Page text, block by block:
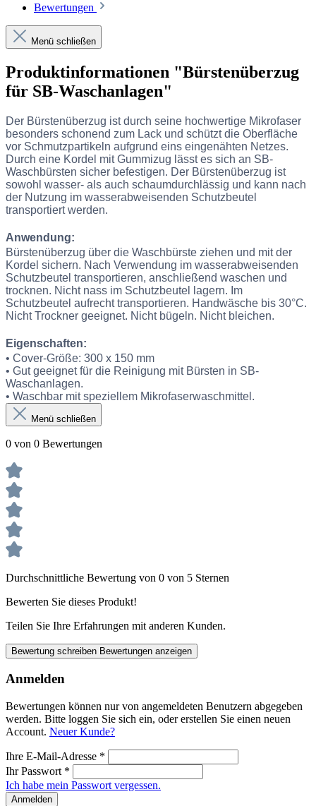
Bewertungen
Menü schließen
Produktinformationen "Bürstenüberzug
für SB-Waschanlagen"
Der Bürstenüberzug ist durch seine hochwertige Mikrofaser
besonders schonend zum Lack und schützt die Oberfläche
vor Schmutzpartikeln aufgrund eins eingenähten Netzes.
Durch eine Kordel mit Gummizug lässt es sich an SB-
Waschbürsten sicher befestigen. Der Bürstenüberzug ist
sowohl wasser- als auch schaumdurchlässig und kann nach
der Nutzung im wasserabweisenden Schutzbeutel
transportiert werden.
Anwendung:
Bürstenüberzug über die Waschbürste ziehen und mit der
Kordel sichern. Nach Verwendung im wasserabweisenden
Schutzbeutel transportieren, anschließend waschen und
trocknen. Nicht nass im Schutzbeutel lagern. Im
Schutzbeutel aufrecht transportieren. Handwäsche bis 30°C.
Nicht Trockner geeignet. Nicht bügeln. Nicht bleichen.
Eigenschaften:
• Cover-Größe: 300 x 150 mm
• Gut geeignet für die Reinigung mit Bürsten in SB-
Waschanlagen.
• Waschbar mit speziellem Mikrofaserwaschmittel.
Menü schließen
0 von 0 Bewertungen
Durchschnittliche Bewertung von 0 von 5 Sternen
Bewerten Sie dieses Produkt!
Teilen Sie Ihre Erfahrungen mit anderen Kunden.
Bewertung schreiben Bewertungen anzeigen
Anmelden
Bewertungen können nur von angemeldeten Benutzern abgegeben
werden. Bitte loggen Sie sich ein, oder erstellen Sie einen neuen
Account. Neuer Kunde?
Ihre E-Mail-Adresse *
Ihr Passwort *
Ich habe mein Passwort vergessen.
Anmelden